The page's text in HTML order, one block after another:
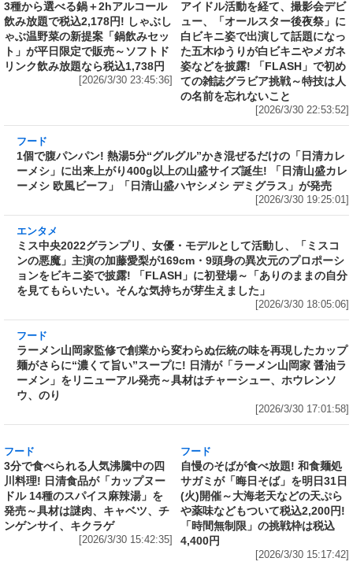
リンク飲み放題なら税込1,738円
[2026/3/30 23:45:36]
姿などを披露! 「FLASH」で初め
ての雑誌グラビア挑戦～特技は人
の名前を忘れないこと
[2026/3/30 22:53:52]
フード
1個で腹パンパン! 熱湯5分“グルグル”かき混ぜ
るだけの「日清カレーメシ」に出来上がり400g
以上の山盛サイズ誕生! 「日清山盛カレーメシ
ス」が発売
[2026/3/30 19:25:01]
ミス中央2022グランプリ、女優・モデルとして
169cm・9頭身の異次元のプロポーションをビ
キニ姿で披露! 「FLASH」に初登場～「ありの
ままの自分を見てもらいたい。そんな気持ちが
芽生えました」
[2026/3/30 18:05:06]
ラーメン山岡家監修で創業から変わらぬ伝統の
味を再現したカップ麺がさらに“濃くて旨い”ス
ープに! 日清が「ラーメン山岡家 醤油ラーメ
[2026/3/30 17:01:58]